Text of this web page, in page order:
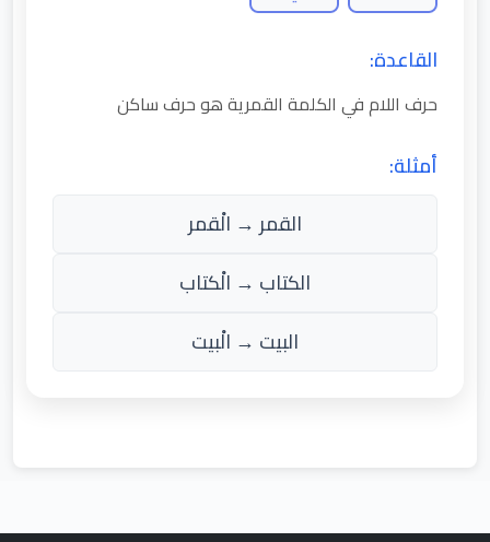
القاعدة:
حرف اللام في الكلمة القمرية هو حرف ساكن
أمثلة:
القمر → الْقمر
الكتاب → الْكتاب
البيت → الْبيت